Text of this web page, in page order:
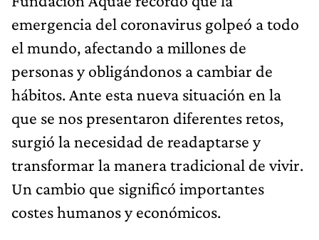
emergencia del coronavirus golpeó a todo
el mundo, afectando a millones de
personas y obligándonos a cambiar de
hábitos. Ante esta nueva situación en la
que se nos presentaron diferentes retos,
surgió la necesidad de readaptarse y
transformar la manera tradicional de vivir.
Un cambio que significó importantes
costes humanos y económicos.